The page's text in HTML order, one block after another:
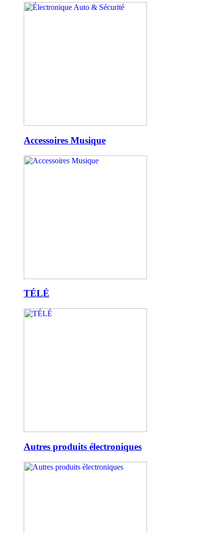
Accessoires Musique
TÉLÉ
Autres produits électroniques